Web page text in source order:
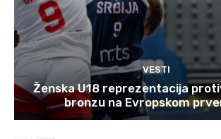
VESTI
Ženska U18 reprezentacija
bronzu na Evropskom